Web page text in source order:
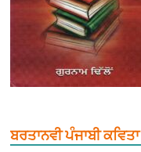
ਬਰਤਾਨਵੀ ਪੰਜਾਬੀ ਕਵਿਤਾ